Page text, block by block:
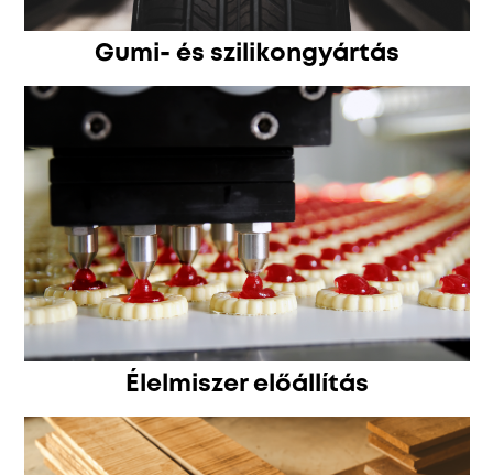
Gumi- és szilikongyártás
Élelmiszer előállítás